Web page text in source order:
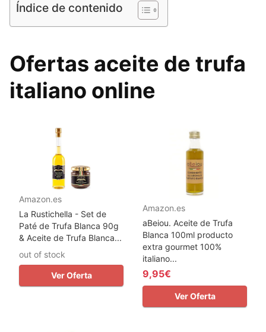
Índice de contenido
Ofertas aceite de trufa
italiano online
Amazon.es
La Rustichella - Set de
Paté de Trufa Blanca 90g
& Aceite de Trufa Blanca...
out of stock
Ver Oferta
Amazon.es
aBeiou. Aceite de Trufa
Blanca 100ml producto
extra gourmet 100%
italiano...
9,95€
Ver Oferta